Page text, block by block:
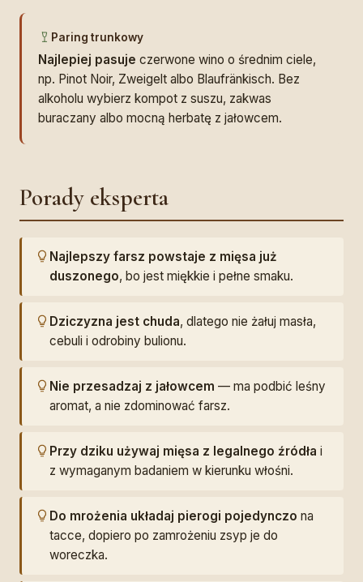
Paring trunkowy
Najlepiej pasuje czerwone wino o średnim ciele,
np. Pinot Noir, Zweigelt albo Blaufränkisch. Bez
alkoholu wybierz kompot z suszu, zakwas
buraczany albo mocną herbatę z jałowcem.
Porady eksperta
Najlepszy farsz powstaje z mięsa już
duszonego, bo jest miękkie i pełne smaku.
Dziczyzna jest chuda, dlatego nie żałuj masła,
cebuli i odrobiny bulionu.
Nie przesadzaj z jałowcem — ma podbić leśny
aromat, a nie zdominować farsz.
Przy dziku używaj mięsa z legalnego źródła i
z wymaganym badaniem w kierunku włośni.
Do mrożenia układaj pierogi pojedynczo na
tacce, dopiero po zamrożeniu zsyp je do
woreczka.